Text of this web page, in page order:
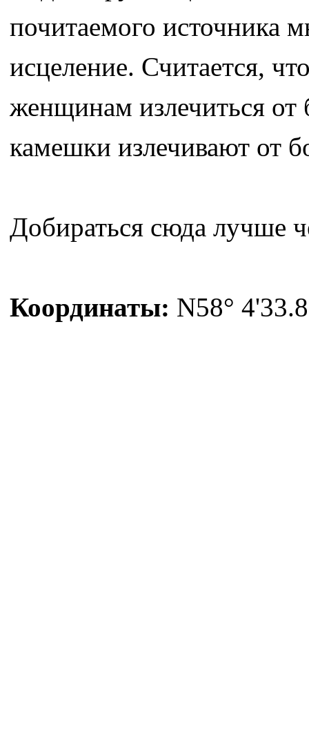
почитаемого источника
исцеление. Считается,
женщинам излечиться от
камешки излечивают от
Добираться сюда лучше
Координаты: N58°